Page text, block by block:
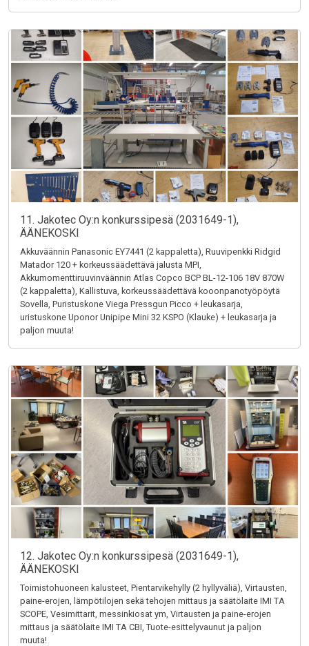
11. Jakotec Oy:n konkurssipesä (2031649-1),
ÄÄNEKOSKI
Akkuväännin Panasonic EY7441 (2 kappaletta), Ruuvipenkki Ridgid
Matador 120 + korkeussäädettävä jalusta MPI,
Akkumomenttiruuvinväännin Atlas Copco BCP BL-12-106 18V 870W
(2 kappaletta), Kallistuva, korkeussäädettävä kooonpanotyöpöytä
Sovella, Puristuskone Viega Pressgun Picco + leukasarja,
uristuskone Uponor Unipipe Mini 32 KSPO (Klauke) + leukasarja ja
paljon muuta!
12. Jakotec Oy:n konkurssipesä (2031649-1),
ÄÄNEKOSKI
Toimistohuoneen kalusteet, Pientarvikehylly (2 hyllyväliä), Virtausten,
paine-erojen, lämpötilojen sekä tehojen mittaus ja säätölaite IMI TA
SCOPE, Vesimittarit, messinkiosat ym, Virtausten ja paine-erojen
mittaus ja säätölaite IMI TA CBI, Tuote-esittelyvaunut ja paljon
muuta!